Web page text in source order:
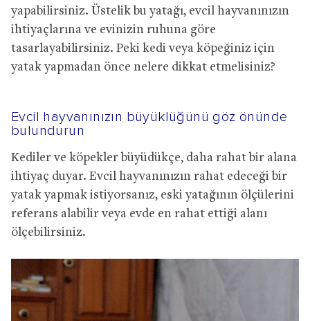
yapabilirsiniz. Üstelik bu yatağı, evcil hayvanınızın
ihtiyaçlarına ve evinizin ruhuna göre
tasarlayabilirsiniz. Peki kedi veya köpeğiniz için
yatak yapmadan önce nelere dikkat etmelisiniz?
Evcil hayvanınızın büyüklüğünü göz önünde
bulundurun
Kediler ve köpekler büyüdükçe, daha rahat bir alana
ihtiyaç duyar. Evcil hayvanınızın rahat edeceği bir
yatak yapmak istiyorsanız, eski yatağının ölçülerini
referans alabilir veya evde en rahat ettiği alanı
ölçebilirsiniz.